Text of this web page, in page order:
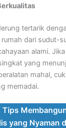
tertarik
dari sudut-
alami.
yang
mahal,
memadai.
Tips
yang Nyaman